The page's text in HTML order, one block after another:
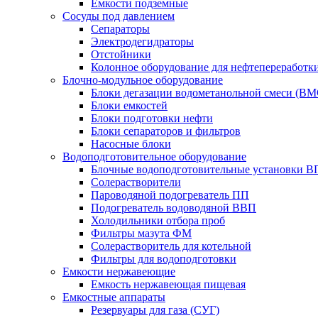
Емкости подземные
Сосуды под давлением
Сепараторы
Электродегидраторы
Отстойники
Колонное оборудование для
Блочно-модульное оборудование
Блоки дегазации водометанольной смеси
Блоки емкостей
Блоки подготовки нефти
Блоки сепараторов и фильтров
Насосные блоки
Водоподготовительное оборудование
Блочные водоподготовительные установки
Солерастворители
Пароводяной подогреватель ПП
Подогреватель водоводяной ВВП
Холодильники отбора проб
Фильтры мазута ФМ
Солерастворитель для котельной
Фильтры для водоподготовки
Емкости нержавеющие
Емкость нержавеющая пищевая
Емкостные аппараты
Резервуары для газа (СУГ)